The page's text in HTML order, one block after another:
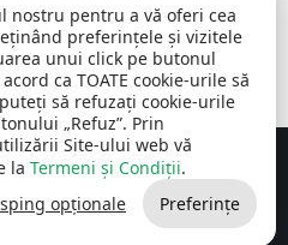
drepturile rezervate
Relații Publice SRL
nostru pentru a vă oferi cea
preferințele și vizitele
unui click pe butonul
ca TOATE cookie-urile să
să refuzați cookie-urile
„Refuz”. Prin
Site-ului web vă
la Termeni și Condiții.
opționale Preferințe